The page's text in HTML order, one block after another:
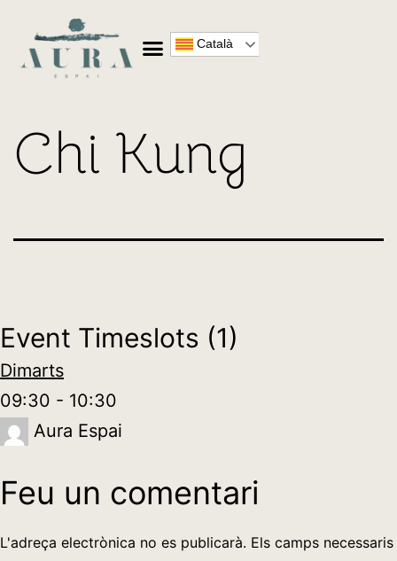
Català
Chi Kung
Event Timeslots (1)
Dimarts
09:30 - 10:30
Aura Espai
Feu un comentari
L'adreça electrònica no es publicarà. Els camps necessaris